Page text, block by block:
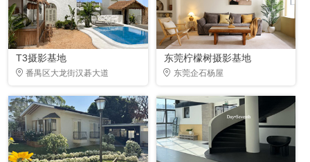
T3摄影基地
番禺区大龙街汉碁大道
东莞柠檬树摄影基地
东莞企石杨屋